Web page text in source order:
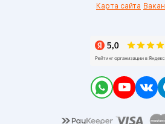
Карта сайта